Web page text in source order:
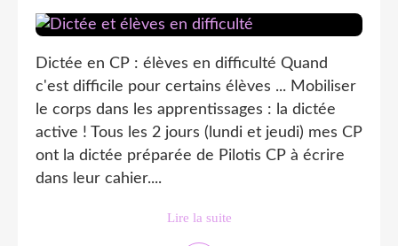
Dictée en CP : élèves en difficulté Quand
c'est difficile pour certains élèves ... Mobiliser
le corps dans les apprentissages : la dictée
active ! Tous les 2 jours (lundi et jeudi) mes CP
ont la dictée préparée de Pilotis CP à écrire
dans leur cahier....
Lire la suite